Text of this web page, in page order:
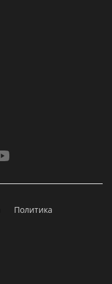
Политика